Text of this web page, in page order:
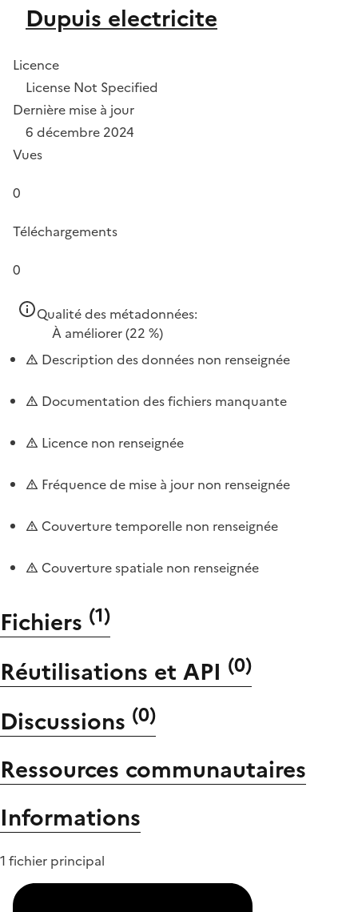
Dupuis electricite
Licence
License Not Specified
Dernière mise à jour
6 décembre 2024
Vues
0
Téléchargements
0
Qualité des métadonnées:
À améliorer(22 %)
Description des données non renseignée
Documentation des fichiers manquante
Licence non renseignée
Fréquence de mise à jour non renseignée
Couverture temporelle non renseignée
Couverture spatiale non renseignée
Fichiers (1)
Réutilisations et API (0)
Discussions (0)
Ressources communautaires
Informations
1 fichier principal